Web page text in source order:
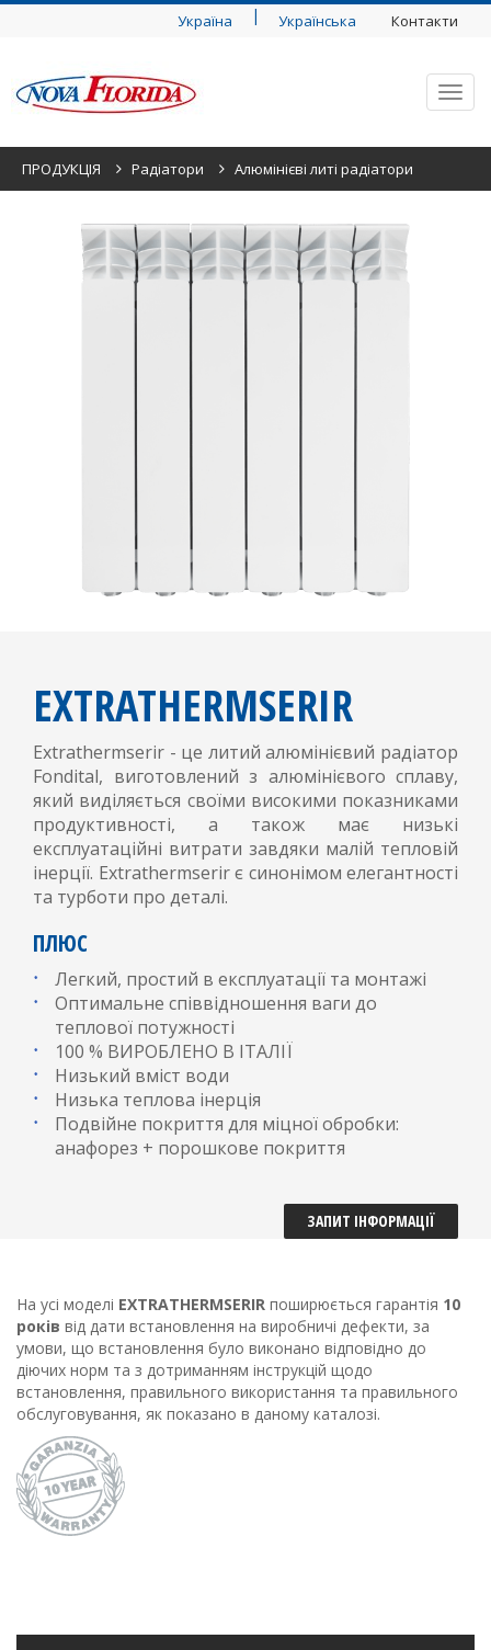
Україна | Українська Контакти
ПРОДУКЦІЯ Радіатори Алюмінієві литі радіатори
EXTRATHERMSERIR
Extrathermserir - це литий алюмінієвий радіатор
Fondital, виготовлений з алюмінієвого сплаву,
який виділяється своїми високими показниками
продуктивності, а також має низькі
експлуатаційні витрати завдяки малій тепловій
інерції. Extrathermserir є синонімом елегантності
та турботи про деталі.
ПЛЮС
Легкий, простий в експлуатації та монтажі
Оптимальне співвідношення ваги до
теплової потужності
100 % ВИРОБЛЕНО В ІТАЛІЇ
Низький вміст води
Низька теплова інерція
Подвійне покриття для міцної обробки:
анафорез + порошкове покриття
ЗАПИТ ІНФОРМАЦІЇ
На усі моделі EXTRATHERMSERIR поширюється гарантія 10
років від дати встановлення на виробничі дефекти, за
умови, що встановлення було виконано відповідно до
діючих норм та з дотриманням інструкцій щодо
встановлення, правильного використання та правильного
обслуговування, як показано в даному каталозі.